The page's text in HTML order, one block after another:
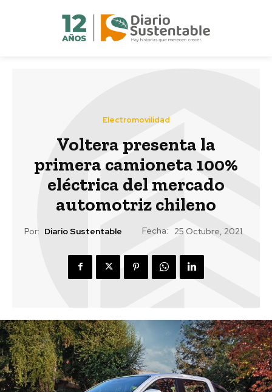
Electromovilidad
Voltera presenta la
primera camioneta 100%
eléctrica del mercado
automotriz chileno
Por: Diario Sustentable Fecha: 25 Octubre, 2021